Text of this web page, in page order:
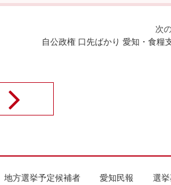
自公政権 口先ばかり 愛知・食糧
地方選挙予定候補者 愛知民報 選